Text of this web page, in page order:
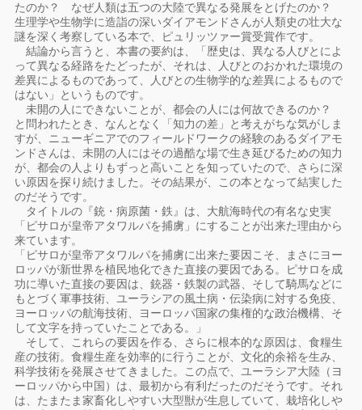
たのか？ なぜ人類は五つの大陸で異なる発展をとげたのか？
生理学や生物学に造詣の深いダイアモンドさんが人類史の壮大な
謎を深く考察している本で、ピュリッツァー賞受賞作です。
結論から言うと、本書の要約は、「歴史は、異なる人びとによ
って異なる経路をたどったが、それは、人びとのおかれた環境の
差異によるものであって、人びとの生物学的な差異によるもので
はない」というものです。
未開の人にできないことが、都会の人には何故できるのか？
と問われたとき、なんとなく「知力の差」と考えがちな気がしま
すが、ニューギニアでのフィールドワークの経験のあるダイアモ
ンドさんは、未開の人にはその過酷な場で生き延びるための知力
が、都会の人よりもずっと高いことを知っていたので、さらに深
い原因を探り続けました。その結果が、この本となって結実した
のだそうです。
タイトルの『銃・病原菌・鉄』は、大航海時代の有名な史実
「ピサロが皇帝アタワルパを捕虜」にすることが出来た理由から
来ています。
「ピサロが皇帝アタワルパを捕虜に出来た要因こそ、まさにヨー
ロッパが新世界を植民地化できた直接の要因である。ピサロを成
功に導いた直接の要因は、銃器・鉄製の武器、そして騎馬などに
もとづく軍事技術、ユーラシアの風土病・伝染病に対する免疫、
ヨーロッパの航海技術、ヨーロッパ国家の集権的な政治機構、そ
して文字を持っていたことである。」
そして、これらの要因を作る、さらに根本的な原因は、食糧生
産の技術。食糧生産を効率的に行うことが、文化的余裕を生み、
科学技術を発展させてきました。この点で、ユーラシア大陸（ヨ
ーロッパから中国）は、最初から有利だったのだそうです。それ
は、たまたま家畜化しやすい大型獣が生息していて、栽培化しや